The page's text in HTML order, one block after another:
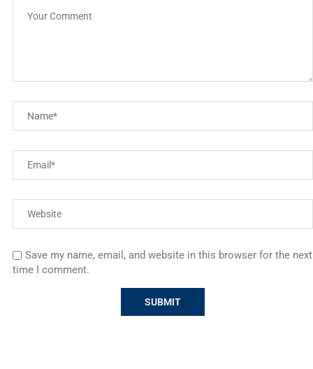
Save my name, email, and website in this browser for the next
time I comment.